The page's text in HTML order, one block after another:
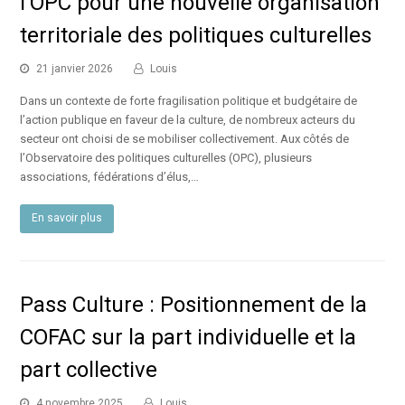
territoriale des politiques culturelles
21 janvier 2026 Louis
Dans un contexte de forte fragilisation politique et budgétaire de
l’action publique en faveur de la culture, de nombreux acteurs du
secteur ont choisi de se mobiliser collectivement. Aux côtés de
l’Observatoire des politiques culturelles (OPC), plusieurs
associations, fédérations d’élus,…
En savoir plus
Pass Culture : Positionnement de la
COFAC sur la part individuelle et la
part collective